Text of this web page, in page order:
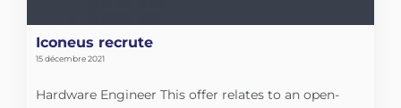
Iconeus recrute
15 décembre 2021
Hardware Engineer This offer relates to an open-